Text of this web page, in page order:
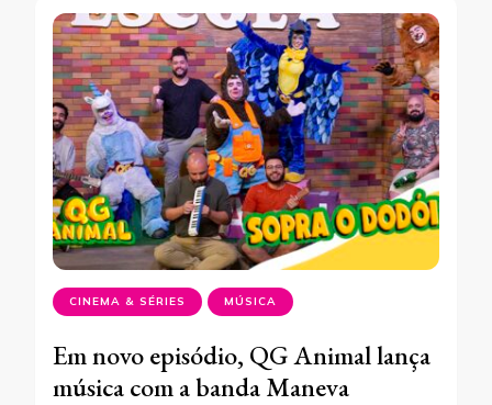
CINEMA & SÉRIES MÚSICA
Em novo episódio, QG Animal lança
música com a banda Maneva